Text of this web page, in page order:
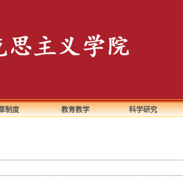
制度 教育教学 科学研究